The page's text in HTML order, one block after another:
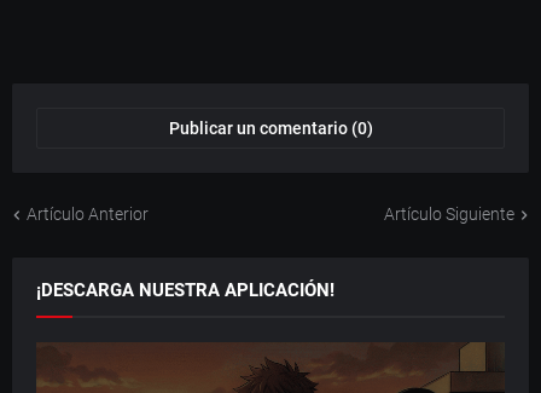
Publicar un comentario (0)
Artículo Anterior Artículo Siguiente
¡DESCARGA NUESTRA APLICACIÓN!